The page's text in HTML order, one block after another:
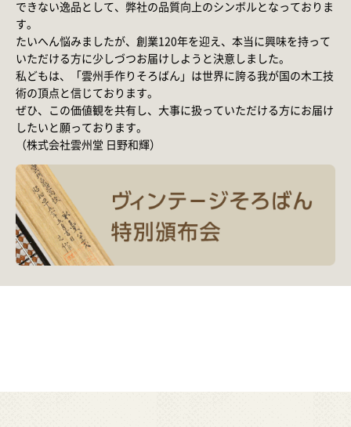
できない逸品として、弊社の品質向上のシンボルとなっておりま
す。
たいへん悩みましたが、創業120年を迎え、本当に興味を持って
いただける方に少しづつお届けしようと決意しました。
私どもは、「雲州手作りそろばん」は世界に誇る我が国の木工技
術の頂点と信じております。
ぜひ、この価値観を共有し、大事に扱っていただける方にお届け
したいと願っております。
（株式会社雲州堂 日野和輝）